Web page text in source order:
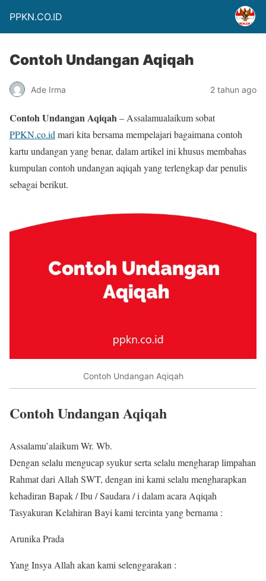
PPKN.CO.ID
Contoh Undangan Aqiqah
Ade Irma 2 tahun ago
Contoh Undangan Aqiqah– Assalamualaikum sobat
PPKN.co.id mari kita bersama mempelajari bagaimana contoh
kartu undangan yang benar, dalam artikel ini khusus membahas
kumpulan contoh undangan aqiqah yang terlengkap dar penulis
sebagai berikut.
Contoh Undangan Aqiqah
Contoh Undangan Aqiqah
Assalamu’alaikum Wr. Wb.
Dengan selalu mengucap syukur serta selalu mengharap limpahan
Rahmat dari Allah SWT, dengan ini kami selalu mengharapkan
kehadiran Bapak / Ibu / Saudara / i dalam acara Aqiqah
Tasyakuran Kelahiran Bayi kami tercinta yang bernama :
Arunika Prada
Yang Insya Allah akan kami selenggarakan :